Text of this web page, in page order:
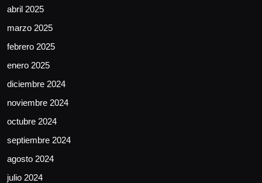
abril 2025
marzo 2025
febrero 2025
enero 2025
diciembre 2024
noviembre 2024
octubre 2024
septiembre 2024
agosto 2024
julio 2024